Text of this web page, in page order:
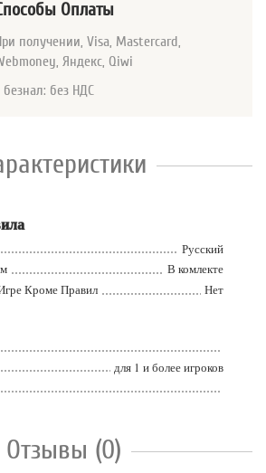
Оплаты
получении, Visa, Mastercard
Яндекс, Qiwi
без НДС
Русский
В комлекте
Кроме Правил
Нет
для 1 и более игроков
Отзывы (0)